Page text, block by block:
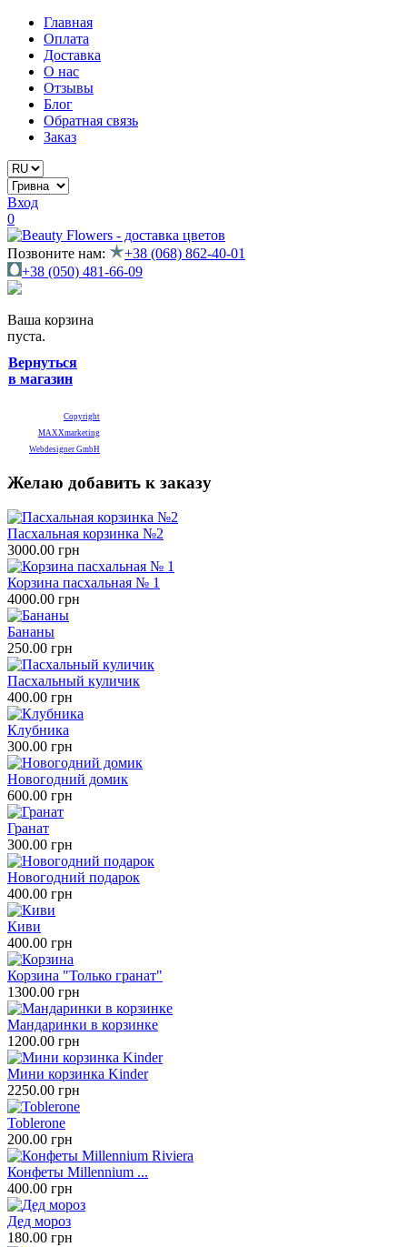
Главная
Оплата
Доставка
О нас
Отзывы
Блог
Обратная связь
Заказ
Вход
0
Позвоните нам:
+38 (068) 862-40-01
+38 (050) 481-66-09
Ваша корзина
пуста.
Вернуться
в магазин
Copyright
MAXXmarketing
Webdesigner GmbH
Желаю добавить к заказу
Пасхальная корзинка №2
3000.00 грн
Корзина пасхальная № 1
4000.00 грн
Бананы
250.00 грн
Пасхальный куличик
400.00 грн
Клубника
300.00 грн
Новогодний домик
600.00 грн
Гранат
300.00 грн
Новогодний подарок
400.00 грн
Киви
400.00 грн
Корзина "Только гранат"
1300.00 грн
Мандаринки в корзинке
1200.00 грн
Мини корзинка Kinder
2250.00 грн
Toblerone
200.00 грн
Конфеты Millennium ...
400.00 грн
Дед мороз
180.00 грн